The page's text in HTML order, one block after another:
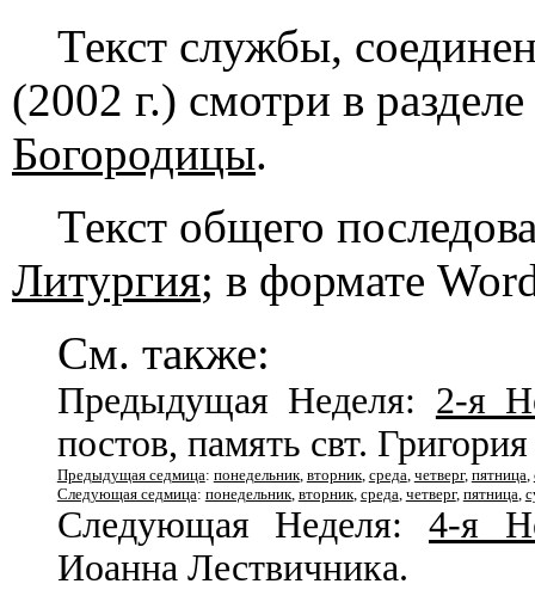
Текст службы,
(2002 г.) смотри в разделе
Богородицы.
Текст общего
Литургия; в формате
См. также:
Предыдущая Неделя: 2-я
постов, память свт.
Предыдущая седмица: понедельник, вторник, среда, четверг, пятница,
Следующая седмица: понедельник, вторник, среда, четверг, пятница,
Следующая Неделя: 4-я
Иоанна Лествичника.